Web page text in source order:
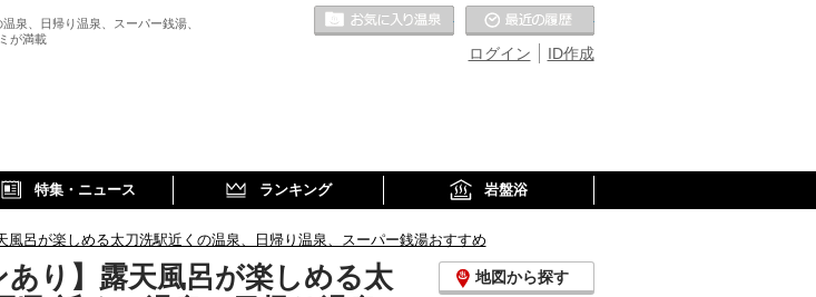
泉、日帰り温泉、スーパー銭湯、
が満載
ID作成
ログイン
お気に入りの温泉
特集・ニュース ランキング 岩盤浴
風呂が楽しめる太刀洗駅近くの温泉、日帰り温泉、スーパー銭湯おすすめ
あり】露天風呂が楽しめる太
地図から探す